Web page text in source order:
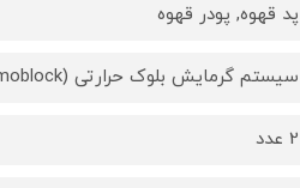
پد قهوه, پودر قهوه
سیستم گرمایش بلوک حرارتی (Thermoblock)
2 عدد